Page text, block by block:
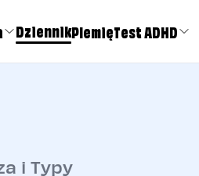
DziennikPlemięTest ADHD
i Typy